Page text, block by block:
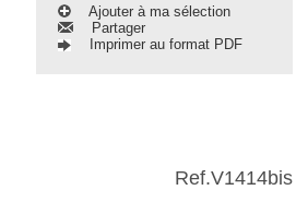
Ajouter à ma sélection
Partager
Imprimer au format PDF
Ref.V1414bis